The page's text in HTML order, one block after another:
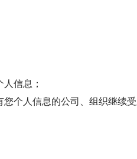
信息；
个人信息的公司、组织继续